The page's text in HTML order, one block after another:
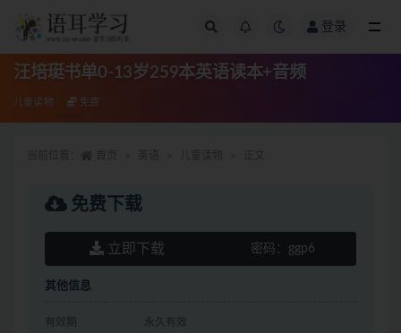
登录
汪培珽书单0-13岁259本英语读本+音频
儿童读物 免费
免费下载
立即下载 密码： ggp6
其他信息
有效期 永久有效